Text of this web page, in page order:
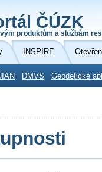
ČÚZK
produktům a službám
INSPIRE
DMVS Geodetické